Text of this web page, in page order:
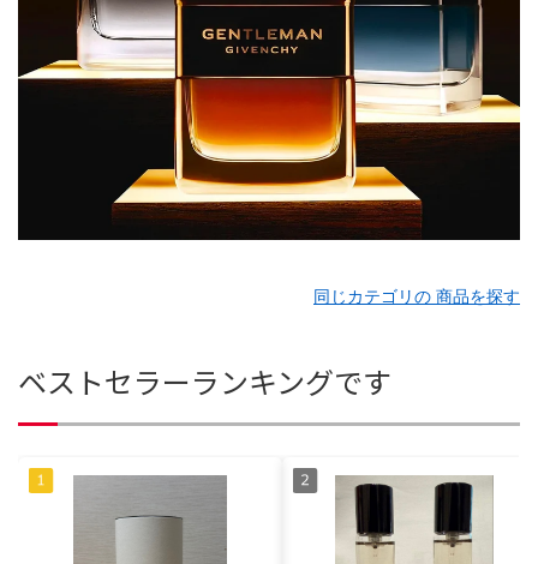
同じカテゴリの 商品を探す
ベストセラーランキングです